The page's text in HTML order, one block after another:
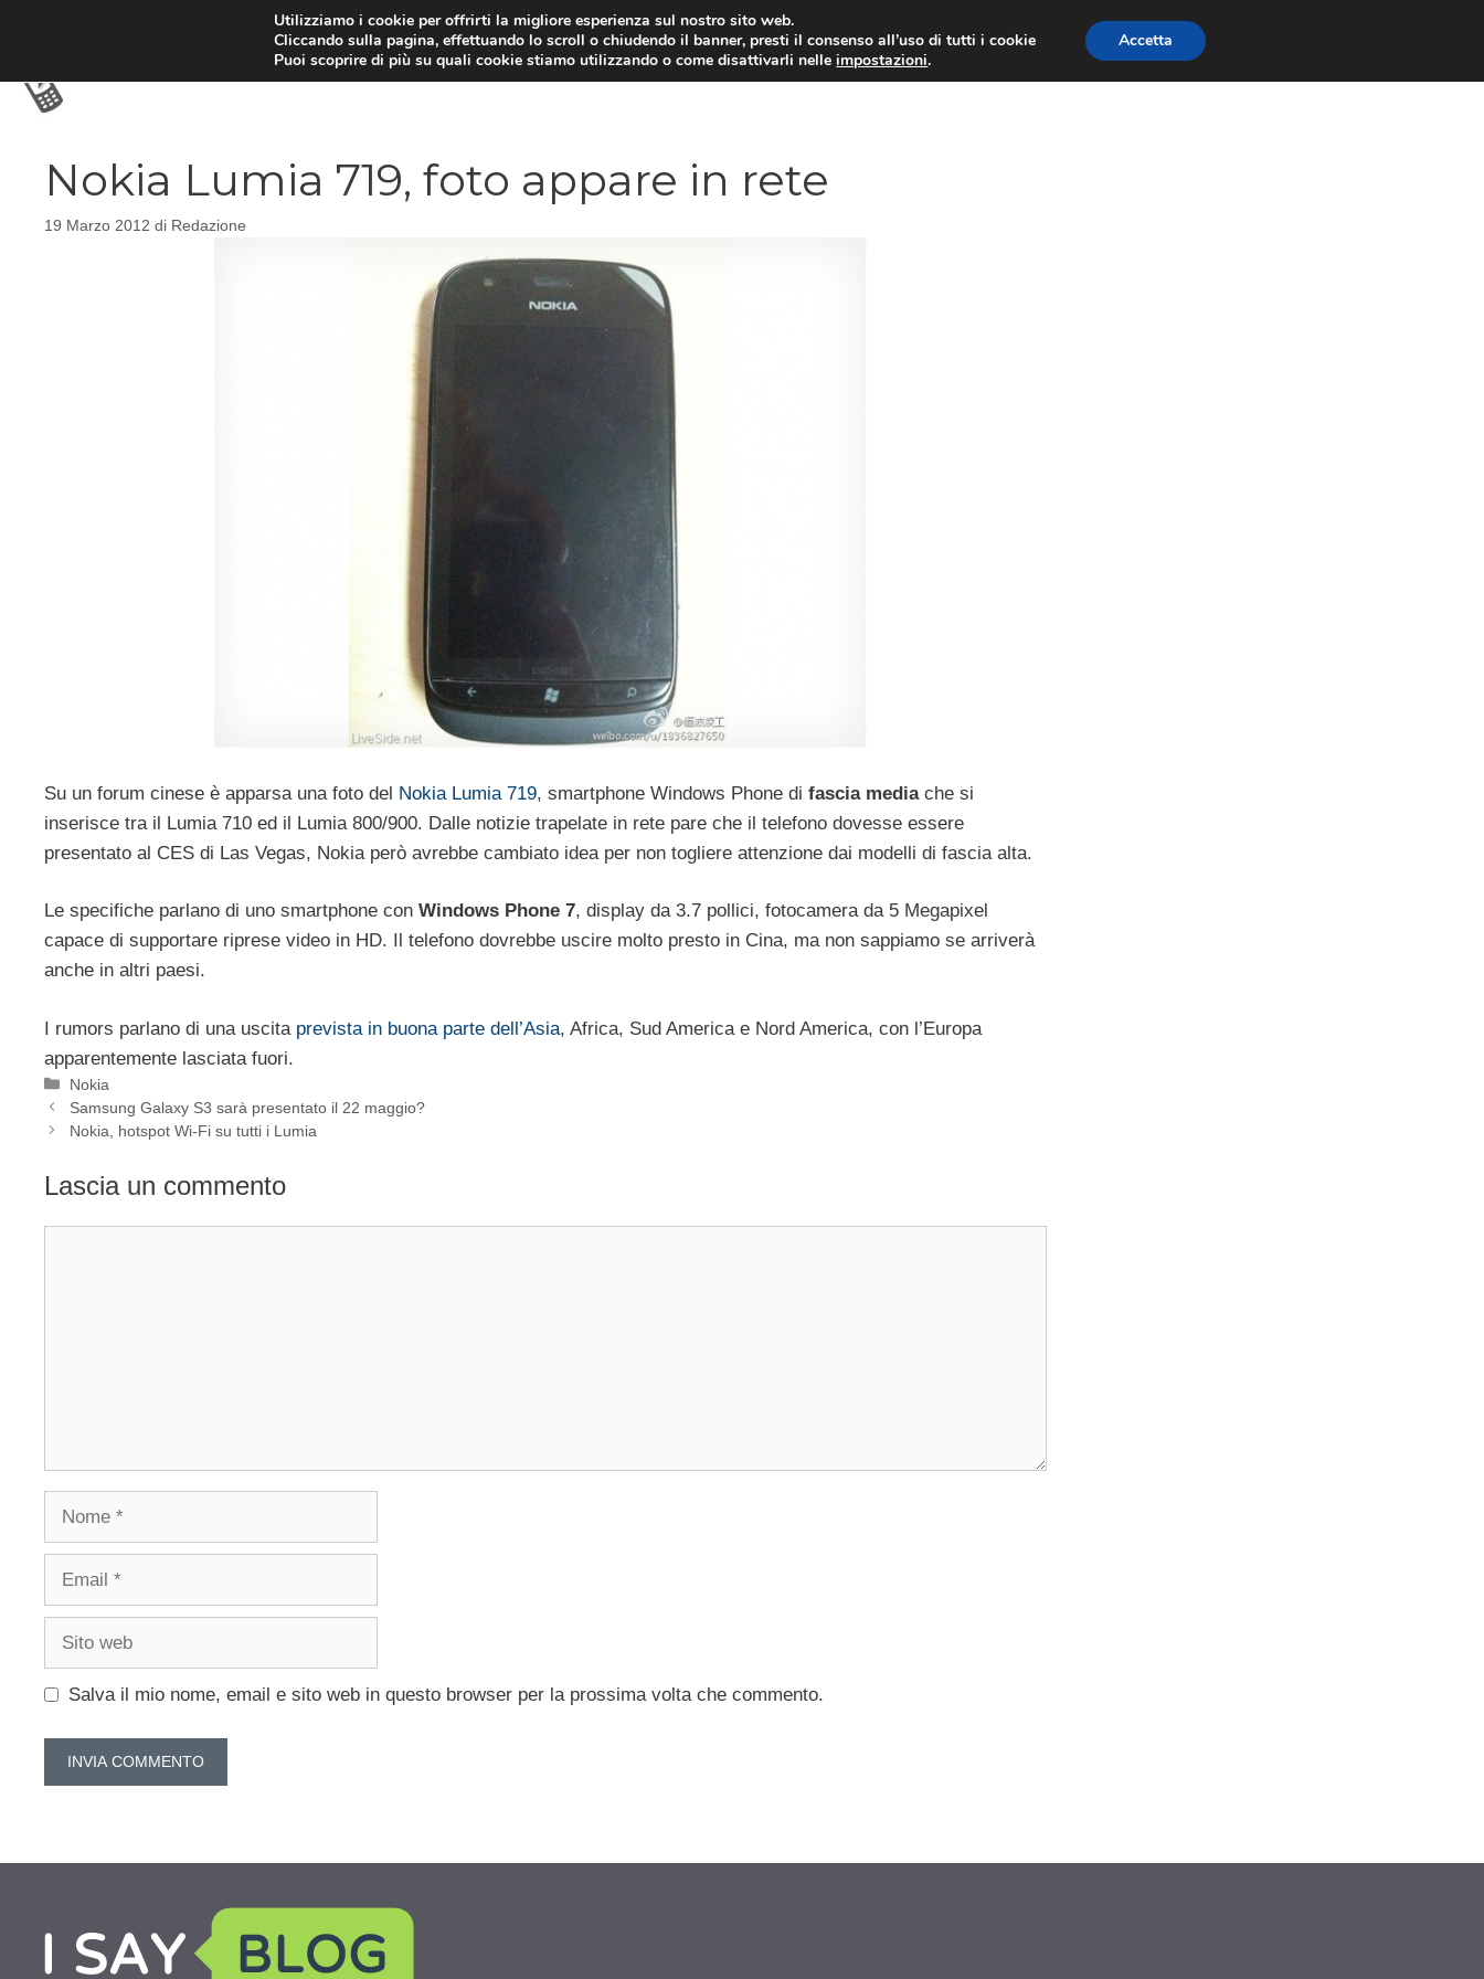
TARIFFE E PROMOZIONI
Nokia Lumia 719, foto appare in rete
19 Marzo 2012 di Redazione
Su un forum cinese è apparsa una foto del Nokia Lumia 719, smartphone Windows Phone di fascia mediache si
inserisce tra il Lumia 710 ed il Lumia 800/900. Dalle notizie trapelate in rete pare che il telefono dovesse essere
presentato al CES di Las Vegas, Nokia però avrebbe cambiato idea per non togliere attenzione dai modelli di fascia alta.
Le specifiche parlano di uno smartphone con Windows Phone 7, display da 3.7 pollici, fotocamera da 5 Megapixel
capace di supportare riprese video in HD. Il telefono dovrebbe uscire molto presto in Cina, ma non sappiamo se arriverà
anche in altri paesi.
I rumors parlano di una uscita prevista in buona parte dell’Asia, Africa, Sud America e Nord America, con l’Europa
apparentemente lasciata fuori.
Categorie
Nokia
Samsung Galaxy S3 sarà presentato il 22 maggio?
Nokia, hotspot Wi-Fi su tutti i Lumia
Lascia un commento
Nome
Email
Sito
Salva il mio nome, email e sito web in questo browser per la prossima volta che commento.
Utilizziamo i cookie per offrirti la migliore esperienza sul nostro sito web.
Cliccando sulla pagina, effettuando lo scroll o chiudendo il banner, presti il consenso all’uso di tutti i cookie
Puoi scoprire di più su quali cookie stiamo utilizzando o come disattivarli nelleimpostazioni.
Accetta